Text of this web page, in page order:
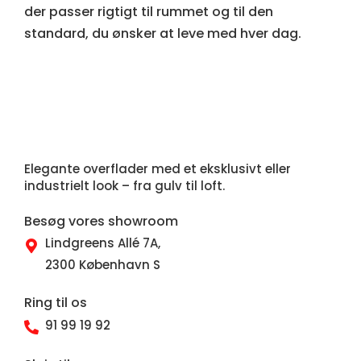
der passer rigtigt til rummet og til den
standard, du ønsker at leve med hver dag.
Elegante overflader med et eksklusivt eller
industrielt look – fra gulv til loft.
Besøg vores showroom
Lindgreens Allé 7A,
2300 København S
Ring til os
91 99 19 92